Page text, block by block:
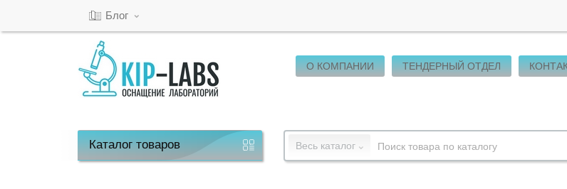
Блог
О КОМПАНИИ ТЕНДЕРНЫЙ ОТДЕЛ
Каталогтоваров Весь каталог